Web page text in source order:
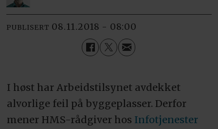
PUBLISERT 08.11.2018 - 08:00
I høst har Arbeidstilsynet avdekket
alvorlige feil på byggeplasser. Derfor
mener HMS-rådgiver hos Infotjenester